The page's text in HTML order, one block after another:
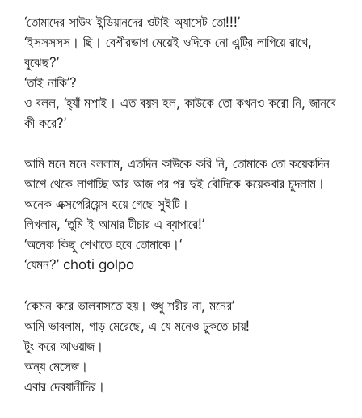
‘তোমাদের সাউথ ইন্ডিয়ানদের ওটাই অ্যাসেট তো!!!’
‘ইসসসসস। ছি। বেশীরভাগ মেয়েই ওদিকে নো এন্ট্রি লাগিয়ে রাখে,
বুঝেছ?’
‘তাই নাকি’?
ও বলল, ‘হ্যাঁ মশাই। এত বয়স হল, কাউকে তো কখনও করো নি, জানবে
কী করে?’
আমি মনে মনে বললাম, এতদিন কাউকে করি নি, তোমাকে তো কয়েকদিন
আগে থেকে লাগাচ্ছি আর আজ পর পর দুই বৌদিকে কয়েকবার চুদলাম।
অনেক এক্সপেরিয়েন্স হয়ে গেছে সুইটি।
লিখলাম, ‘তুমি ই আমার টীচার এ ব্যাপারে!’
‘অনেক কিছু শেখাতে হবে তোমাকে।‘
‘যেমন?’ choti golpo
‘কেমন করে ভালবাসতে হয়। শুধু শরীর না, মনের’
আমি ভাবলাম, গাড় মেরেছে, এ যে মনেও ঢুকতে চায়!
টুং করে আওয়াজ।
অন্য মেসেজ।
এবার দেবযানীদির।